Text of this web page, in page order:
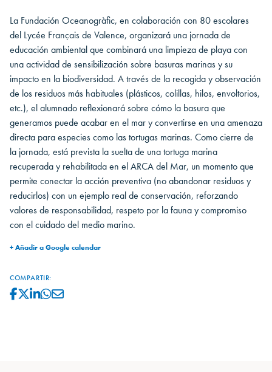
La Fundación Oceanogràfic, en colaboración con 80 escolares
del Lycée Français de Valence, organizará una jornada de
educación ambiental que combinará una limpieza de playa con
una actividad de sensibilización sobre basuras marinas y su
impacto en la biodiversidad. A través de la recogida y observación
de los residuos más habituales (plásticos, colillas, hilos, envoltorios,
etc.), el alumnado reflexionará sobre cómo la basura que
generamos puede acabar en el mar y convertirse en una amenaza
directa para especies como las tortugas marinas. Como cierre de
la jornada, está prevista la suelta de una tortuga marina
recuperada y rehabilitada en el ARCA del Mar, un momento que
permite conectar la acción preventiva (no abandonar residuos y
reducirlos) con un ejemplo real de conservación, reforzando
valores de responsabilidad, respeto por la fauna y compromiso
con el cuidado del medio marino.
+ Añadir a Google calendar
COMPARTIR: